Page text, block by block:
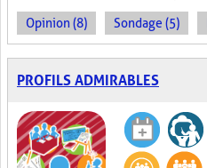
Opinion (8) Sondage (5)
PROFILS ADMIRABLES